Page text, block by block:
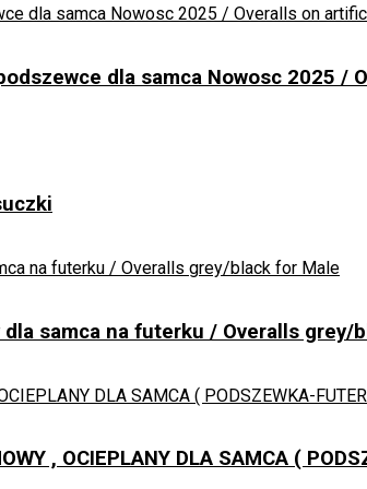
dla samca Nowosc 2025 /
samca na futerku / Overalls grey/
, OCIEPLANY DLA SAMCA (